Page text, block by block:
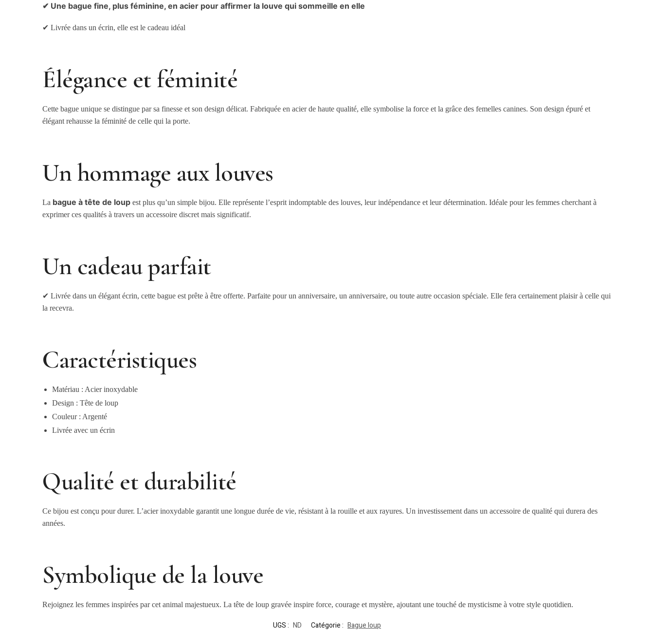
✔ Une bague fine, plus féminine, en acier pour affirmer la louve qui sommeille en elle
✔ Livrée dans un écrin, elle est le cadeau idéal
Élégance et féminité
Cette bague unique se distingue par sa finesse et son design délicat. Fabriquée en acier de haute qualité, elle symbolise la force et la grâce des femelles canines. Son design épuré et
élégant rehausse la féminité de celle qui la porte.
Un hommage aux louves
La bague à tête de loup est plus qu’un simple bijou. Elle représente l’esprit indomptable des louves, leur indépendance et leur détermination. Idéale pour les femmes cherchant à
exprimer ces qualités à travers un accessoire discret mais significatif.
Un cadeau parfait
✔ Livrée dans un élégant écrin, cette bague est prête à être offerte. Parfaite pour un anniversaire, un anniversaire, ou toute autre occasion spéciale. Elle fera certainement plaisir à celle qui
la recevra.
Caractéristiques
Matériau : Acier inoxydable
Design : Tête de loup
Couleur : Argenté
Livrée avec un écrin
Qualité et durabilité
Ce bijou est conçu pour durer. L’acier inoxydable garantit une longue durée de vie, résistant à la rouille et aux rayures. Un investissement dans un accessoire de qualité qui durera des
années.
Symbolique de la louve
Rejoignez les femmes inspirées par cet animal majestueux. La tête de loup gravée inspire force, courage et mystère, ajoutant une touché de mysticisme à votre style quotidien.
UGS : ND Catégorie : Bague loup